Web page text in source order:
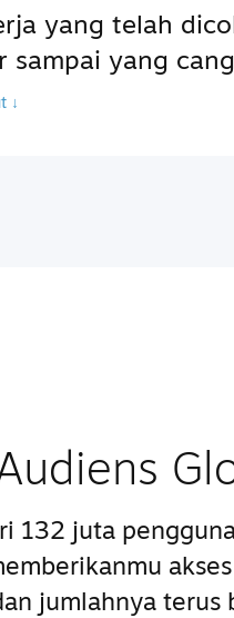
yang telah
sampai yang
↓
132 juta
jumlahnya terus